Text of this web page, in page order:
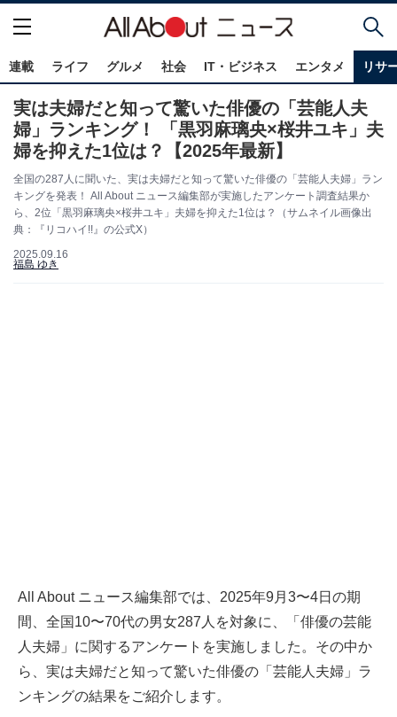
連載 ライフ グルメ 社会 IT・ビジネス エンタメ リサ
実は夫婦だと知って驚いた俳優の「芸能人夫
婦」ランキング！ 「黒羽麻璃央×桜井ユキ」夫
婦を抑えた1位は？【2025年最新】
全国の287人に聞いた、実は夫婦だと知って驚いた俳優の「芸能人夫婦」ラン
キングを発表！ All About ニュース編集部が実施したアンケート調査結果か
ら、2位「黒羽麻璃央×桜井ユキ」夫婦を抑えた1位は？（サムネイル画像出
典：『リコハイ!!』の公式X）
2025.09.16
福島 ゆき
All About ニュース編集部では、2025年9月3〜4日の期
間、全国10〜70代の男女287人を対象に、「俳優の芸能
人夫婦」に関するアンケートを実施しました。その中か
ら、実は夫婦だと知って驚いた俳優の「芸能人夫婦」ラ
ンキングの結果をご紹介します。